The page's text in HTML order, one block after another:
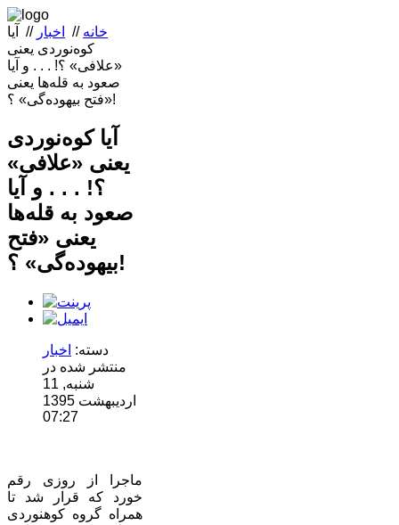
خانه // اخبار //
آیا
کوه‌نوردی یعنی
«علافی» ؟!‌ . . . و آیا
صعود به قله‌ها یعنی
«فتح بیهوده‌گی» ؟!
آیا کوه‌نوردی
یعنی «علافی»
؟!‌ . . . و آیا
صعود به قله‌ها
یعنی «فتح
بیهوده‌گی» ؟!
دسته: اخبار
منتشر شده در
شنبه, 11
ارديبهشت 1395
07:27
ماجرا از روزی رقم
خورد که قرار شد تا
همراه گروه کوهنوردی